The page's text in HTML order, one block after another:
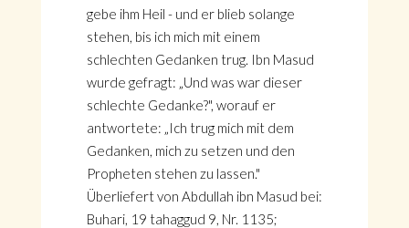
gebe ihm Heil - und er blieb solange
stehen, bis ich mich mit einem
schlechten Gedanken trug. Ibn Masud
wurde gefragt: „Und was war dieser
schlechte Gedanke?", worauf er
antwortete: „Ich trug mich mit dem
Gedanken, mich zu setzen und den
Propheten stehen zu lassen."
Überliefert von Abdullah ibn Masud bei:
Buhari, 19 tahaggud 9, Nr. 1135;